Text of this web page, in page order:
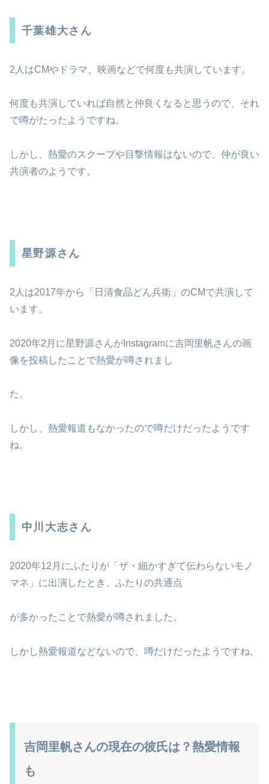
千葉雄大さん
2人はCMやドラマ、映画などで何度も共演しています。
何度も共演していれば自然と仲良くなると思うので、それ
で噂がたったようですね。
しかし、熱愛のスクープや目撃情報はないので、仲が良い
共演者のようです。
星野源さん
2人は2017年から「日清食品どん兵衛」のCMで共演して
います。
2020年2月に星野源さんがInstagramに吉岡里帆さんの画
像を投稿したことで熱愛が噂されまし
た。
しかし、熱愛報道もなかったので噂だけだったようです
ね。
中川大志さん
2020年12月にふたりが「ザ・細かすぎて伝わらないモノ
マネ」に出演したとき、ふたりの共通点
が多かったことで熱愛が噂されました。
しかし熱愛報道などないので、噂だけだったようですね。
吉岡里帆さんの現在の彼氏は？熱愛情報
も